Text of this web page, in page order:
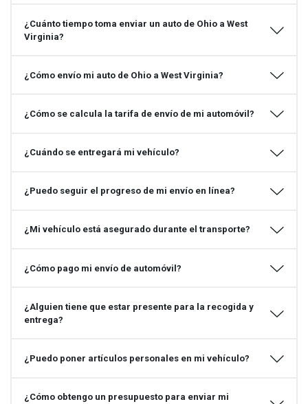
¿Cuánto tiempo toma enviar un auto de Ohio a West
Virginia?
¿Cómo envío mi auto de Ohio a West Virginia?
¿Cómo se calcula la tarifa de envío de mi automóvil?
¿Cuándo se entregará mi vehículo?
¿Puedo seguir el progreso de mi envío en línea?
¿Mi vehículo está asegurado durante el transporte?
¿Cómo pago mi envío de automóvil?
¿Alguien tiene que estar presente para la recogida y
entrega?
¿Puedo poner artículos personales en mi vehículo?
¿Cómo obtengo un presupuesto para enviar mi